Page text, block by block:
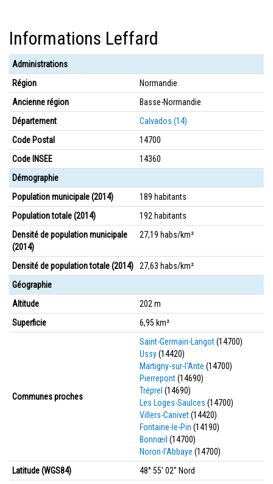
Informations Leffard
Administrations
Région
Normandie
Ancienne région
Basse-Normandie
Département
Calvados (14)
Code Postal
14700
Code INSEE
14360
Démographie
Population municipale (2014)
189 habitants
Population totale (2014)
192 habitants
Densité de population municipale
(2014)
27,19 habs/km²
Densité de population totale (2014)
27,63 habs/km²
Géographie
Altitude
202 m
Superficie
6,95 km²
Communes proches
Saint-Germain-Langot(14700)
Ussy(14420)
Martigny-sur-l'Ante (14700)
Pierrepont(14690)
Tréprel (14690)
Les Loges-Saulces (14700)
Villers-Canivet(14420)
Fontaine-le-Pin (14190)
Bonnœil (14700)
Noron-l'Abbaye (14700)
Latitude (WGS84)
48° 55' 02'' Nord